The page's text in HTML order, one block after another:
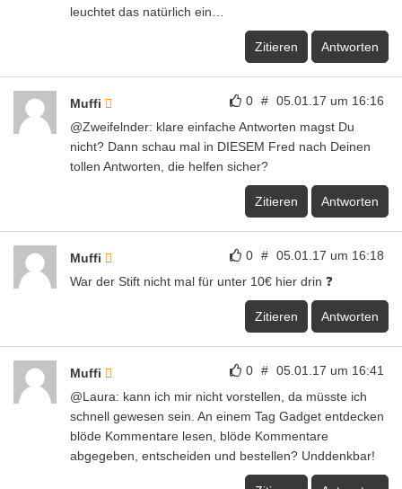
leuchtet das natürlich ein…
Zitieren Antworten
0 # 05.01.17 um 16:16
Muffi
@Zweifelnder: klare einfache Antworten magst Du
nicht? Dann schau mal in DIESEM Fred nach Deinen
tollen Antworten, die helfen sicher?
Zitieren Antworten
0 # 05.01.17 um 16:18
Muffi
War der Stift nicht mal für unter 10€ hier drin ❓
Zitieren Antworten
0 # 05.01.17 um 16:41
Muffi
@Laura: kann ich mir nicht vorstellen, da müsste ich
schnell gewesen sein. An einem Tag Gadget entdecken
blöde Kommentare lesen, blöde Kommentare
abgegeben, entscheiden und bestellen? Unddenkbar!